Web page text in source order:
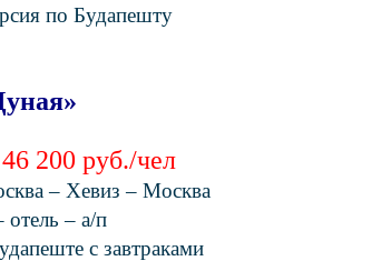
по Будапешту
200 руб./чел
– Хевиз – Москва
– а/п
с завтраками